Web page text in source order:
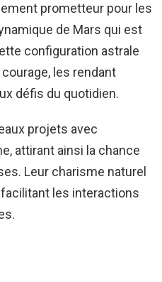
prometteur pour les
de Mars qui est
configuration astrale
les rendant
défis du quotidien.
projets avec
attirant ainsi la chance
Leur charisme naturel
les interactions